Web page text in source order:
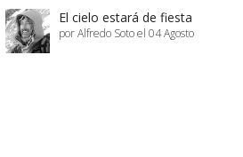
El cielo estará de fiesta
por Alfredo Soto el 04 Agosto